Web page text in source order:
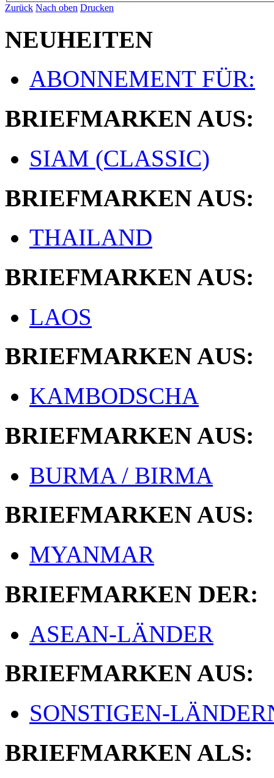
Zurück Nach oben Drucken
NEUHEITEN
ABONNEMENT FÜR:
BRIEFMARKEN AUS:
SIAM (CLASSIC)
BRIEFMARKEN AUS:
THAILAND
BRIEFMARKEN AUS:
LAOS
BRIEFMARKEN AUS:
KAMBODSCHA
BRIEFMARKEN AUS:
BURMA / BIRMA
BRIEFMARKEN AUS:
MYANMAR
BRIEFMARKEN DER:
ASEAN-LÄNDER
BRIEFMARKEN AUS:
SONSTIGEN-
BRIEFMARKEN ALS: